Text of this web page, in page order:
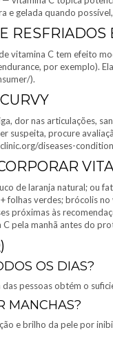
e gelada quando
vitamina C tem efeito
por exemplo).
).
dor nas articulações,
suspeita, procure
diseases-
de laranja natural; ou
folhas verdes; brócolis
próximas às
pela manhã antes do
OS DIAS?
pessoas obtém o
MANCHAS?
e brilho da pele por